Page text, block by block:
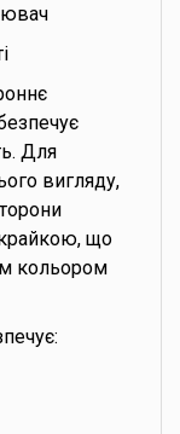
Для
вигляду,
що
кольором